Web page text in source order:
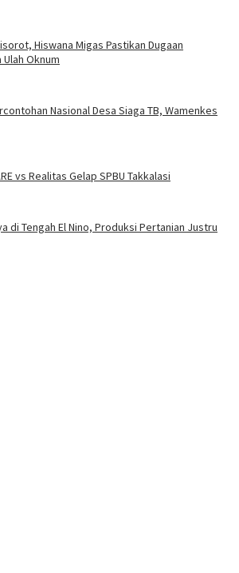
Hiswana Migas Pastikan Dugaan
Oknum
Nasional Desa Siaga TB, Wamenkes
vs Realitas Gelap SPBU Takkalasi
di Tengah El Nino, Produksi Pertanian Justru